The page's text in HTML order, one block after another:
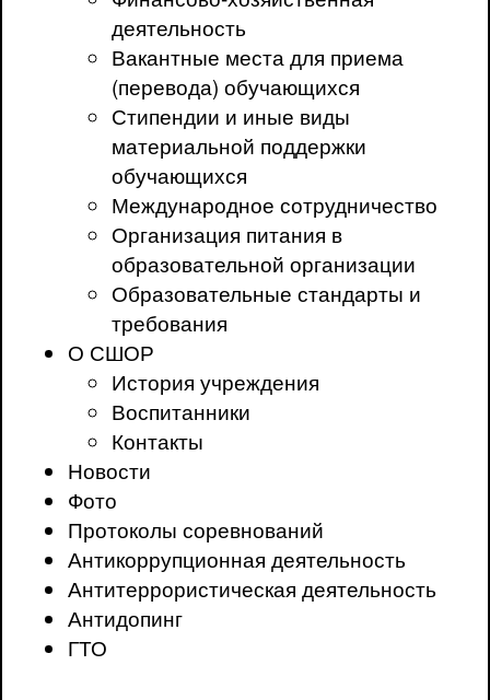
деятельность
Вакантные места для приема
(перевода) обучающихся
Стипендии и иные виды
материальной поддержки
обучающихся
Международное сотрудничество
Организация питания в
образовательной организации
Образовательные стандарты и
требования
О СШОР
История учреждения
Воспитанники
Контакты
Новости
Фото
Протоколы соревнований
Антикоррупционная деятельность
Антитеррористическая деятельность
Антидопинг
ГТО